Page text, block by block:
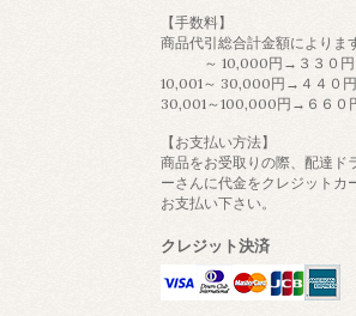
【手数料】
商品代引総合計金額によりま
～ 10,000円→３３０円
10,001～ 30,000円→４４０円
30,001～100,000円→６６０
【お支払い方法】
商品をお受取りの際、配達ド
ーさんに代金をクレジットカ
お支払い下さい。
クレジット決済